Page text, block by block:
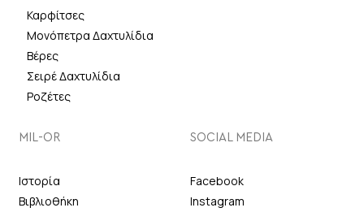
Καρφίτσες
Μονόπετρα Δαχτυλίδια
Βέρες
Σειρέ Δαχτυλίδια
Ροζέτες
MIL-OR
Ιστορία
Βιβλιοθήκη
SOCIAL MEDIA
Facebook
Instagram